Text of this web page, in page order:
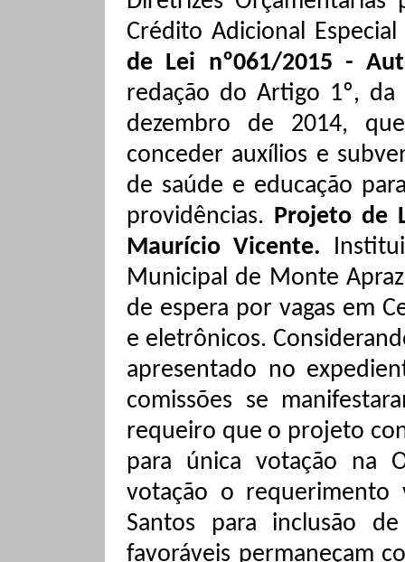
Crédito Adicional
de Lei nº061/2015 -
redação do Artigo 1º,
dezembro de 2014,
conceder auxílios e
de saúde e educação
providências. Projeto de
Maurício Vicente.
Municipal de Monte
de espera por vagas em
e eletrônicos.
apresentado no
comissões se
requeiro que o projeto
para única votação na
votação o
Santos para inclusão
favoráveis permaneçam